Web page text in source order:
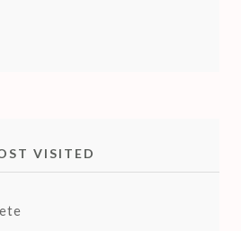
VISITED